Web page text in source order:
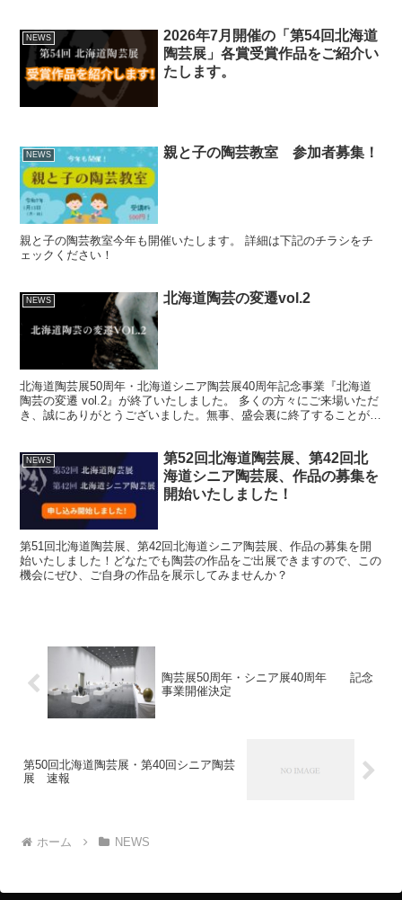
NEWS
2026年7月開催の「第54回北海道
陶芸展」各賞受賞作品をご紹介い
たします。
NEWS 親と子の陶芸教室 参加者募集！
親と子の陶芸教室今年も開催いたします。 詳細は下記のチラシをチ
ェックください！
NEWS 北海道陶芸の変遷vol.2
北海道陶芸展50周年・北海道シニア陶芸展40周年記念事業『北海道
陶芸の変遷 vol.2』が終了いたしました。 多くの方々にご来場いただ
き、誠にありがとうございました。無事、盛会裏に終了することがで
NEWS
第52回北海道陶芸展、第42回北
海道シニア陶芸展、作品の募集を
開始いたしました！
第51回北海道陶芸展、第42回北海道シニア陶芸展、作品の募集を開
始いたしました！どなたでも陶芸の作品をご出展できますので、この
機会にぜひ、ご自身の作品を展示してみませんか？
陶芸展50周年・シニア展40周年 記念
事業開催決定
第50回北海道陶芸展・第40回シニア陶芸
展 速報
ホーム NEWS